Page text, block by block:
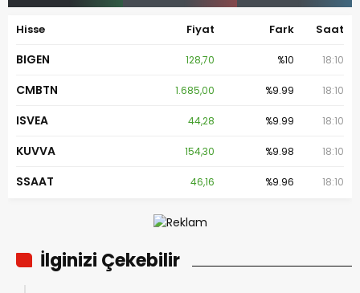
Hisse Fiyat Fark Saat
BIGEN 128,70 %10 18:10
CMBTN 1.685,00 %9.99 18:10
ISVEA 44,28 %9.99 18:10
KUVVA 154,30 %9.98 18:10
SSAAT 46,16 %9.96 18:10
İlginizi Çekebilir